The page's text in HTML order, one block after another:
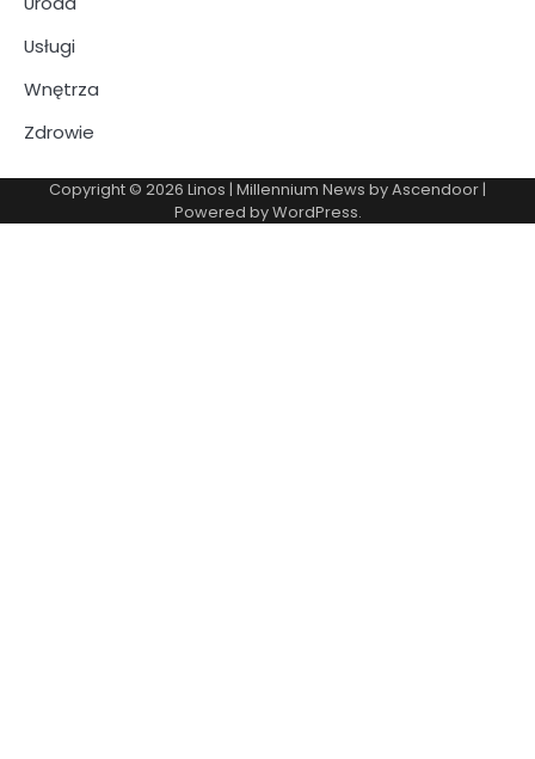
Usługi
Wnętrza
Zdrowie
Copyright © 2026 Linos | Millennium News byAscendoor|
Powered byWordPress.